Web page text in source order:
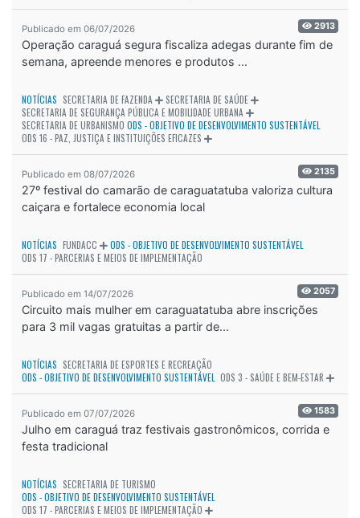
Publicado em 06/07/2026 2913
Operação caraguá segura fiscaliza adegas durante fim de
semana, apreende menores e produtos ...
NOTÍCIAS SECRETARIA DE FAZENDA
SECRETARIA DE SAÚDE
SECRETARIA DE SEGURANÇA PÚBLICA E MOBILIDADE URBANA
SECRETARIA DE URBANISMO ODS - OBJETIVO DE DESENVOLVIMENTO SUSTENTÁVEL
ODS 16 - PAZ, JUSTIÇA E INSTITUIÇÕES EFICAZES
Publicado em 08/07/2026 2135
27º festival do camarão de caraguatatuba valoriza cultura
caiçara e fortalece economia local
NOTÍCIAS FUNDACC
ODS - OBJETIVO DE DESENVOLVIMENTO SUSTENTÁVEL
ODS 17 - PARCERIAS E MEIOS DE IMPLEMENTAÇÃO
Publicado em 14/07/2026 2057
Circuito mais mulher em caraguatatuba abre inscrições
para 3 mil vagas gratuitas a partir de...
NOTÍCIAS SECRETARIA DE ESPORTES E RECREAÇÃO
ODS - OBJETIVO DE DESENVOLVIMENTO SUSTENTÁVEL ODS 3 - SAÚDE E BEM-ESTAR
Publicado em 07/07/2026 1583
Julho em caraguá traz festivais gastronômicos, corrida e
festa tradicional
NOTÍCIAS SECRETARIA DE TURISMO
ODS - OBJETIVO DE DESENVOLVIMENTO SUSTENTÁVEL
ODS 17 - PARCERIAS E MEIOS DE IMPLEMENTAÇÃO